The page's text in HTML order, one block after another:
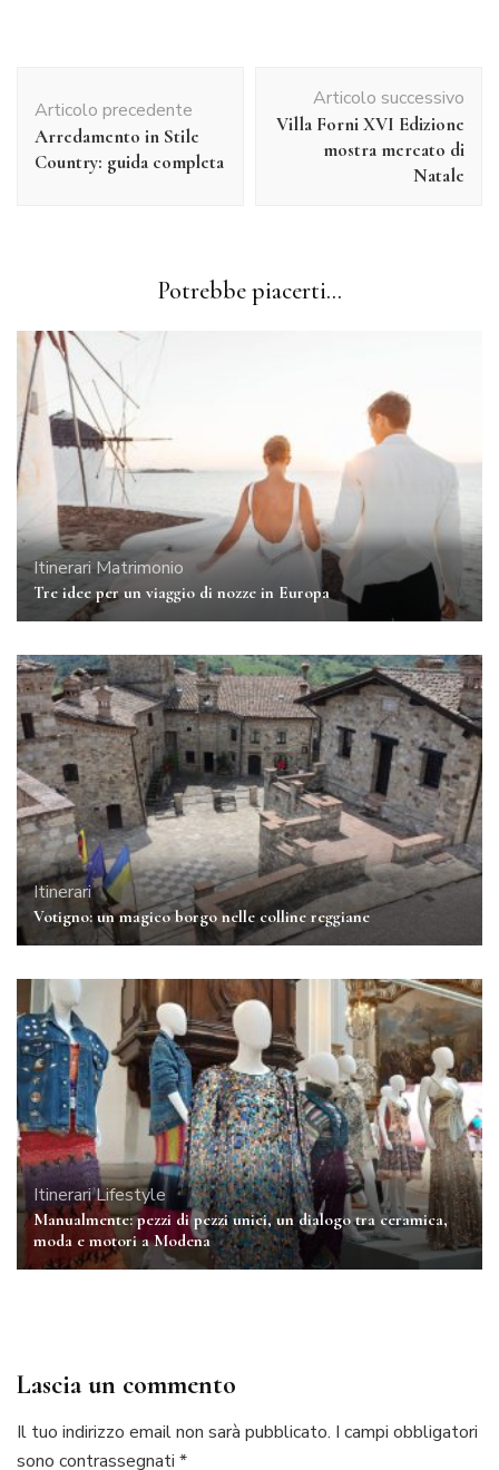
articolo
Articolo precedente
Arredamento in Stile
Country: guida completa
Articolo successivo
Villa Forni XVI Edizione
mostra mercato di
Natale
Potrebbe piacerti...
Itinerari Matrimonio
Tre idee per un viaggio di nozze in Europa
Itinerari
Votigno: un magico borgo nelle colline reggiane
ItinerariLifestyle
Manualmente: pezzi di pezzi unici, un dialogo tra ceramica,
moda e motori a Modena
Lascia un commento
Il tuo indirizzo email non sarà pubblicato. I campi obbligatori
sono contrassegnati *